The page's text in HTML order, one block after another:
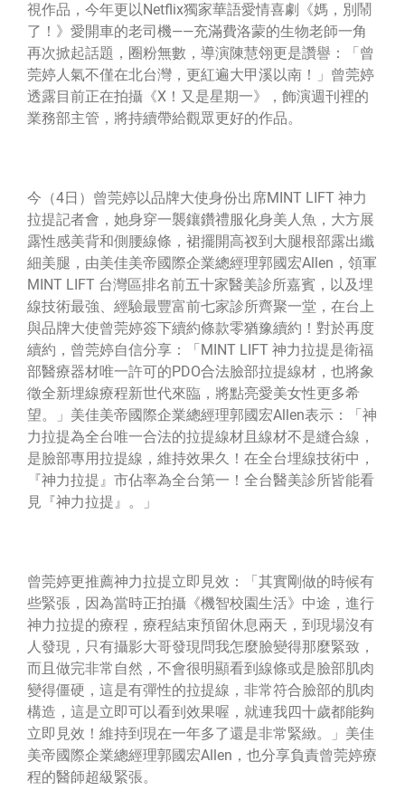
視作品，今年更以Netflix獨家華語愛情喜劇《媽，別鬧
了！》愛開車的老司機——充滿費洛蒙的生物老師一角
再次掀起話題，圈粉無數，導演陳慧翎更是讚譽：「曾
莞婷人氣不僅在北台灣，更紅遍大甲溪以南！」曾莞婷
透露目前正在拍攝《X！又是星期一》，飾演週刊裡的
業務部主管，將持續帶給觀眾更好的作品。
今（4日）曾莞婷以品牌大使身份出席MINT LIFT 神力
拉提記者會 ，她身穿一襲鑲鑽禮服化身美人魚，大方展
露性感美背和側腰線條，裙擺開高衩到大腿根部露出纖
細美腿，由美佳美帝國際企業總經理郭國宏Allen，領軍
MINT LIFT 台灣區排名前五十家醫美診所嘉賓，以及埋
線技術最強、經驗最豐富前七家診所齊聚一堂，在台上
與品牌大使曾莞婷簽下續約條款零猶豫續約！對於再度
續約，曾莞婷自信分享：「MINT LIFT 神力拉提是衛福
部醫療器材唯一許可的PDO合法臉部拉提線材，也將象
徵全新埋線療程新世代來臨，將點亮愛美女性更多希
望。」美佳美帝國際企業總經理郭國宏Allen表示：「神
力拉提為全台唯一合法的拉提線材且線材不是縫合線，
是臉部專用拉提線，維持效果久！在全台埋線技術中，
『神力拉提』市佔率為全台第一！全台醫美診所皆能看
見『神力拉提』。」
曾莞婷更推薦神力拉提立即見效：「其實剛做的時候有
些緊張，因為當時正拍攝《機智校園生活》中途，進行
神力拉提的療程，療程結束預留休息兩天，到現場沒有
人發現，只有攝影大哥發現問我怎麼臉變得那麼緊致，
而且做完非常自然，不會很明顯看到線條或是臉部肌肉
變得僵硬，這是有彈性的拉提線，非常符合臉部的肌肉
構造，這是立即可以看到效果喔，就連我四十歲都能夠
立即見效！維持到現在一年多了還是非常緊緻。」 美佳
美帝國際企業總經理郭國宏Allen，也分享負責曾莞婷療
程的醫師超級緊張。